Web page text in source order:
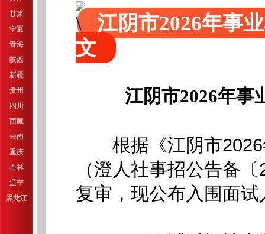
甘肃
宁夏
青海
陕西
新疆
贵州
四川
西藏
云南
重庆
吉林
辽宁
黑龙江
江阴市2026年事
文
江阴市2026年事
根据《江阴市2026
（澄人社事招公告备
复审，现公布入围面